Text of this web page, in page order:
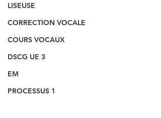
LISEUSE
CORRECTION VOCALE
COURS VOCAUX
DSCG UE 3
EM
PROCESSUS 1